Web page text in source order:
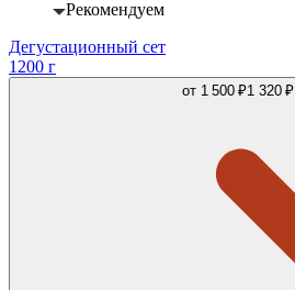
Рекомендуем
Дегустационный сет
1200 г
от 1 500 ₽1 320 ₽